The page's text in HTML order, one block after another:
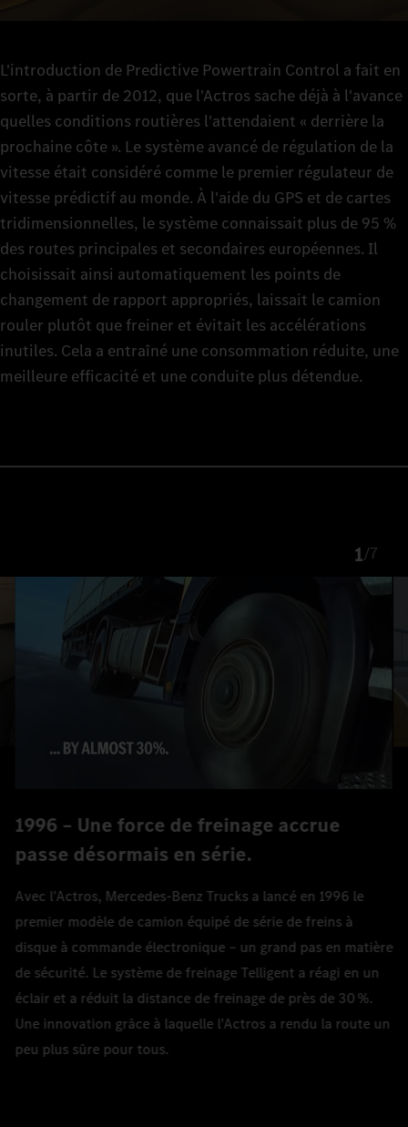
L'introduction de Predictive Powertrain Control a fait en
sorte, à partir de 2012, que l'Actros sache déjà à l'avance
quelles conditions routières l'attendaient « derrière la
prochaine côte ». Le système avancé de régulation de la
vitesse était considéré comme le premier régulateur de
vitesse prédictif au monde. À l'aide du GPS et de cartes
tridimensionnelles, le système connaissait plus de 95 %
des routes principales et secondaires européennes. Il
choisissait ainsi automatiquement les points de
changement de rapport appropriés, laissait le camion
rouler plutôt que freiner et évitait les accélérations
inutiles. Cela a entraîné une consommation réduite, une
meilleure efficacité et une conduite plus détendue.
1/7
1996 – Une force de freinage accrue
passe désormais en série.
Avec l'Actros, Mercedes‑Benz Trucks a lancé en 1996 le
premier modèle de camion équipé de série de freins à
disque à commande électronique – un grand pas en matière
de sécurité. Le système de freinage Telligent a réagi en un
éclair et a réduit la distance de freinage de près de 30 %.
Une innovation grâce à laquelle l'Actros a rendu la route un
peu plus sûre pour tous.